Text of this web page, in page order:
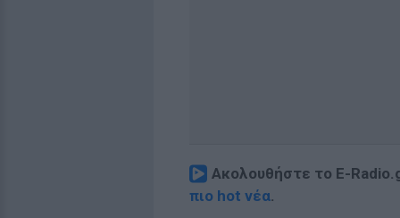
Ακολουθήστε το E-
πιο hot νέα.